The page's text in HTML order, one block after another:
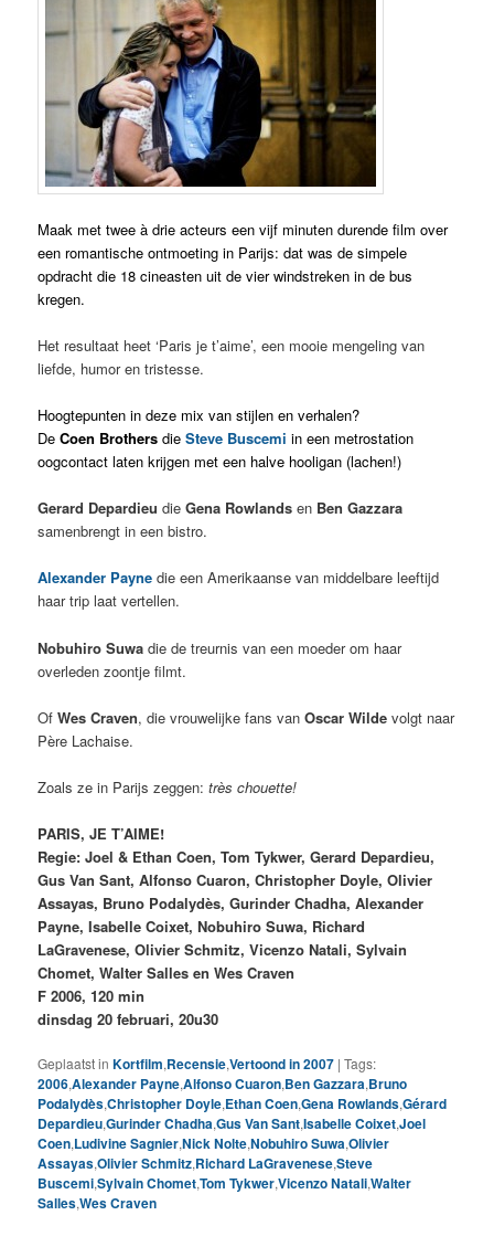
Maak met twee à drie acteurs een vijf minuten durende film over
een romantische ontmoeting in Parijs: dat was de simpele
opdracht die 18 cineasten uit de vier windstreken in de bus
kregen.
Het resultaat heet ‘Paris je t’aime’, een mooie mengeling van
liefde, humor en tristesse.
Hoogtepunten in deze mix van stijlen en verhalen?
DeCoen Brothers dieSteve Buscemi in een metrostation
oogcontact laten krijgen met een halve hooligan (lachen!)
Gerard Depardieu dieGena Rowlands en Ben Gazzara
samenbrengt in een bistro.
Alexander Payne die een Amerikaanse van middelbare leeftijd
haar trip laat vertellen.
Nobuhiro Suwa die de treurnis van een moeder om haar
overleden zoontje filmt.
OfWes Craven, die vrouwelijke fans vanOscar Wilde volgt naar
Père Lachaise.
Zoals ze in Parijs zeggen: très chouette!
PARIS, JE T’AIME!
Regie: Joel & Ethan Coen, Tom Tykwer, Gerard Depardieu,
Gus Van Sant, Alfonso Cuaron, Christopher Doyle, Olivier
Assayas, Bruno Podalydès, Gurinder Chadha, Alexander
Payne, Isabelle Coixet, Nobuhiro Suwa, Richard
LaGravenese, Olivier Schmitz, Vicenzo Natali, Sylvain
Chomet, Walter Salles en Wes Craven
F 2006, 120 min
dinsdag 20 februari, 20u30
Geplaatst in Kortfilm,Recensie,Vertoond in 2007 |Tags:
2006,Alexander Payne,Alfonso Cuaron,Ben Gazzara,Bruno
Podalydès,Christopher Doyle,Ethan Coen,Gena Rowlands,Gérard
Depardieu,Gurinder Chadha,Gus Van Sant,Isabelle Coixet,Joel
Coen,Ludivine Sagnier,Nick Nolte,Nobuhiro Suwa,Olivier
Assayas,Olivier Schmitz,Richard LaGravenese,Steve
Buscemi,Sylvain Chomet,Tom Tykwer,Vicenzo Natali,Walter
Salles,Wes Craven